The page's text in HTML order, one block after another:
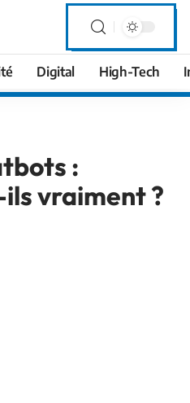
Digital High-Tech
:
vraiment ?